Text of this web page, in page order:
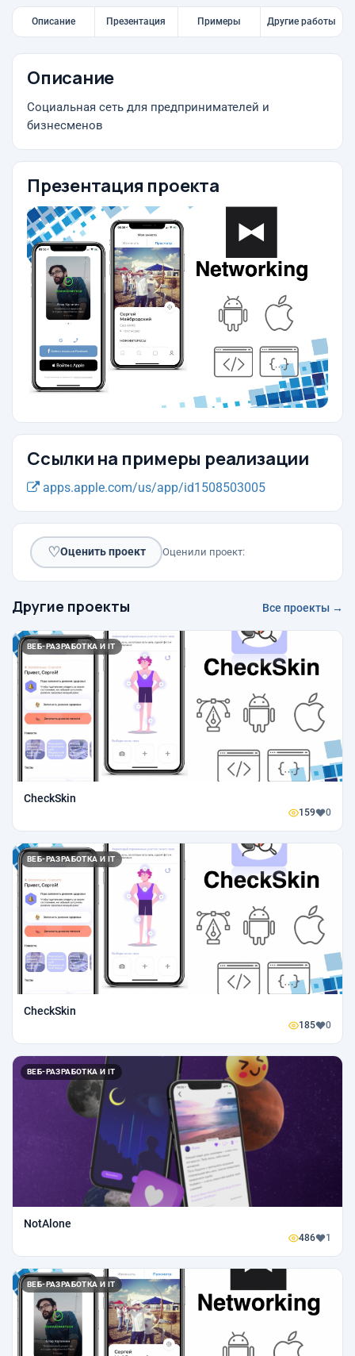
Описание Презентация Примеры Другие работы
Описание
Социальная сеть для предпринимателей и
бизнесменов
Презентация проекта
Ссылки на примеры реализации
apps.apple.com/us/app/id1508503005
♡Оценить проект Оценили проект:
Другие проекты Все проекты →
ВЕБ-РАЗРАБОТКА И IT
CheckSkin
159 0
ВЕБ-РАЗРАБОТКА И IT
CheckSkin
185 0
ВЕБ-РАЗРАБОТКА И IT
NotAlone
486 1
ВЕБ-РАЗРАБОТКА И IT